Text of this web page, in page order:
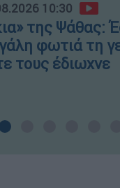
10:30
της Ψάθας:
φωτιά τη
τους έδιωχνε